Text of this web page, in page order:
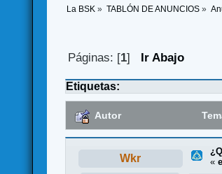
La BSK » TABLÓN DE ANUNCIOS»
Páginas: [1] Ir Abajo
Etiquetas:
Autor
Wkr
«